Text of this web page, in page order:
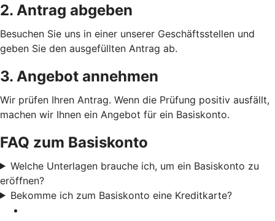
2. Antrag abgeben
Besuchen Sie uns in einer unserer Geschäftsstellen und
geben Sie den ausgefüllten Antrag ab.
3. Angebot annehmen
Wir prüfen Ihren Antrag. Wenn die Prüfung positiv ausfällt,
machen wir Ihnen ein Angebot für ein Basiskonto.
FAQ zum Basiskonto
Welche Unterlagen brauche ich, um ein Basiskonto zu
eröffnen?
Bekomme ich zum Basiskonto eine Kreditkarte?